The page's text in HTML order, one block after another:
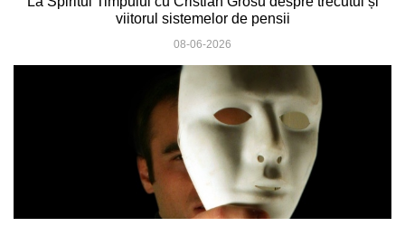
viitorul sistemelor de pensii
08-06-2026